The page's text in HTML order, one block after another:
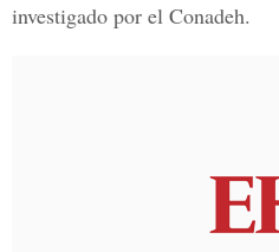
investigado por el Conadeh.